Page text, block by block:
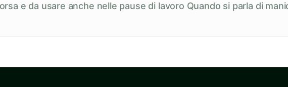
e da usare anche nelle pause di lavoro Quando si parla di